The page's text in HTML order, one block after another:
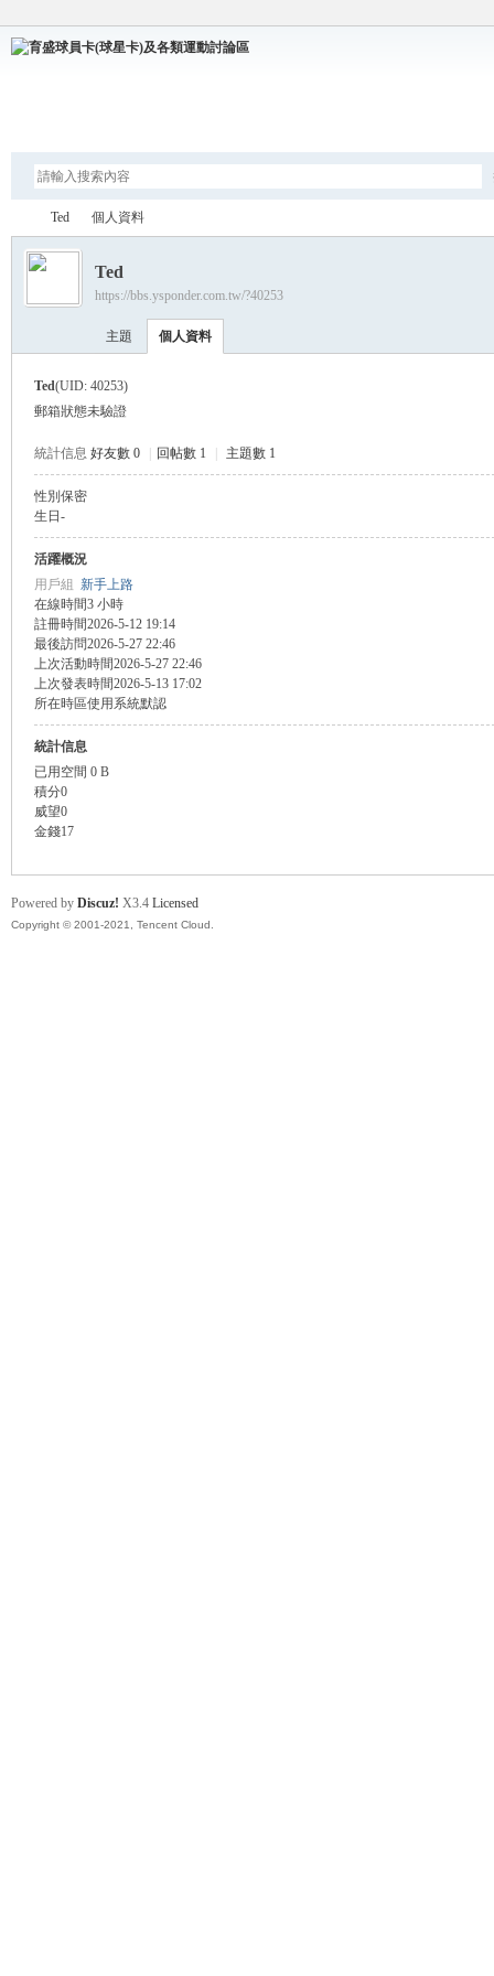
›
Ted
›
個人資料
Ted
https://bbs.ysponder.com.tw/?40253
主題 個人資料
Ted(UID: 40253)
郵箱狀態未驗證
統計信息 好友數 0 回帖數 1 主題數 1
性別 保密
生日 -
活躍概況
用戶組 新手上路
在線時間3 小時
註冊時間2026-5-12 19:14
最後訪問2026-5-27 22:46
上次活動時間2026-5-27 22:46
上次發表時間2026-5-13 17:02
所在時區使用系統默認
統計信息
已用空間 0 B
積分0
威望0
金錢17
Powered by Discuz! X3.4 Licensed
Copyright © 2001-2021, Tencent Cloud.